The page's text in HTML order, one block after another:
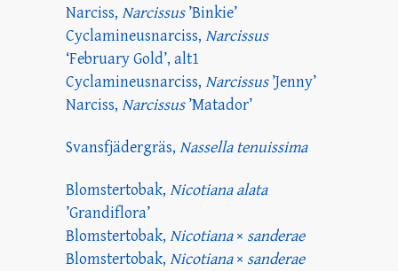
Narciss, Narcissus’Binkie’
Cyclamineusnarciss, Narcissus
‘February Gold’, alt1
Cyclamineusnarciss, Narcissus’Jenny’
Narciss, Narcissus’Matador’
Svansfjädergräs, Nassella tenuissima
Blomstertobak, Nicotiana alata
’Grandiflora’
Blomstertobak, Nicotiana× sanderae
Blomstertobak, Nicotiana× sanderae